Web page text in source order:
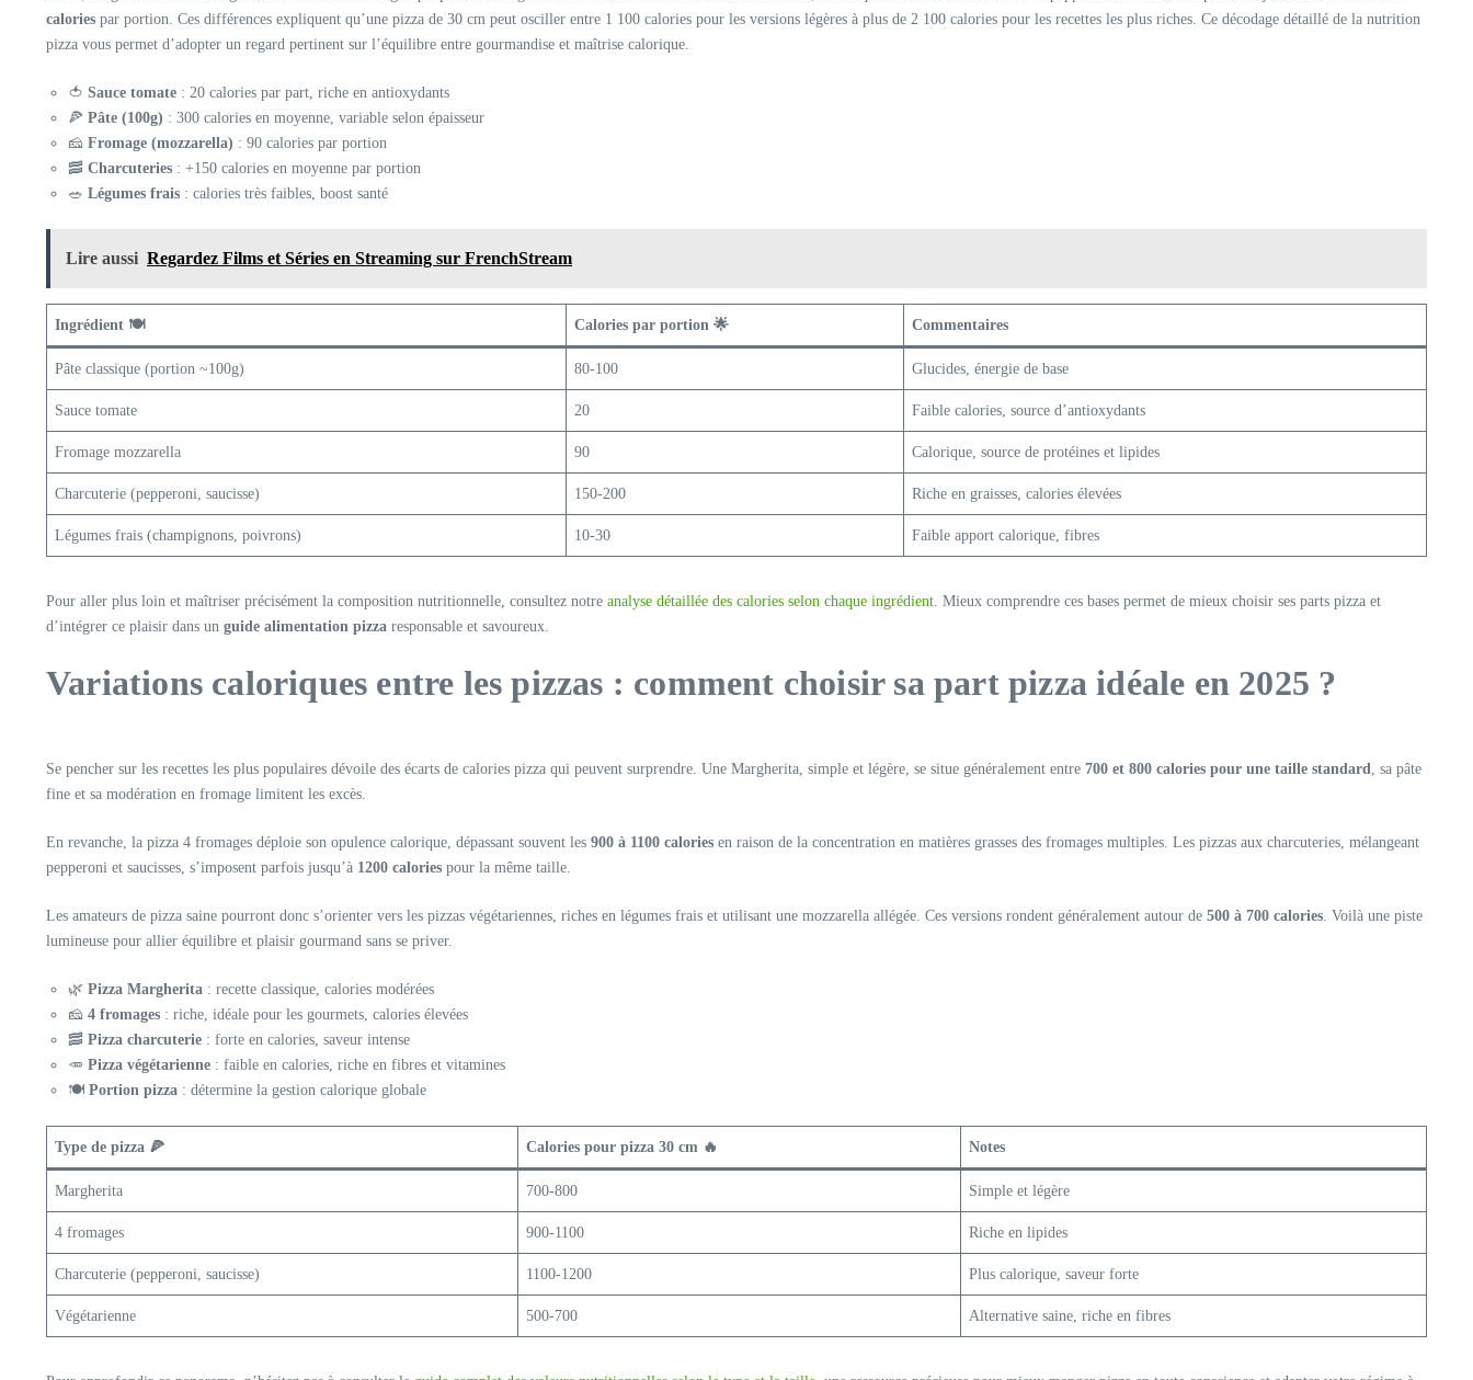
calories par portion. Ces différences expliquent qu’une pizza de 30 cm peut osciller entre 1 100 calories pour les versions légères à plus de 2 100 calories pour les recettes les plus riches. Ce décodage détaillé de la nutrition
pizza vous permet d’adopter un regard pertinent sur l’équilibre entre gourmandise et maîtrise calorique.
🍅 Sauce tomate : 20 calories par part, riche en antioxydants
🍕 Pâte (100g) : 300 calories en moyenne, variable selon épaisseur
🧀 Fromage (mozzarella) : 90 calories par portion
🥓 Charcuteries : +150 calories en moyenne par portion
🥗 Légumes frais : calories très faibles, boost santé
Lire aussi Regardez Films et Séries en Streaming sur FrenchStream
Ingrédient 🍽️ Calories par portion 🌟 Commentaires
Pâte classique (portion ~100g) 80-100 Glucides, énergie de base
Sauce tomate 20 Faible calories, source d’antioxydants
Fromage mozzarella 90 Calorique, source de protéines et lipides
Charcuterie (pepperoni, saucisse) 150-200 Riche en graisses, calories élevées
Légumes frais (champignons, poivrons) 10-30 Faible apport calorique, fibres
Pour aller plus loin et maîtriser précisément la composition nutritionnelle, consultez notre analyse détaillée des calories selon chaque ingrédient. Mieux comprendre ces bases permet de mieux choisir ses parts pizza et
d’intégrer ce plaisir dans un guide alimentation pizza responsable et savoureux.
Variations caloriques entre les pizzas : comment choisir sa part pizza idéale en 2025 ?
Se pencher sur les recettes les plus populaires dévoile des écarts de calories pizza qui peuvent surprendre. Une Margherita, simple et légère, se situe généralement entre 700 et 800 calories pour une taille standard, sa pâte
fine et sa modération en fromage limitent les excès.
En revanche, la pizza 4 fromages déploie son opulence calorique, dépassant souvent les 900 à 1100 calories en raison de la concentration en matières grasses des fromages multiples. Les pizzas aux charcuteries, mélangeant
pepperoni et saucisses, s’imposent parfois jusqu’à 1200 calories pour la même taille.
Les amateurs de pizza saine pourront donc s’orienter vers les pizzas végétariennes, riches en légumes frais et utilisant une mozzarella allégée. Ces versions rondent généralement autour de 500 à 700 calories. Voilà une piste
lumineuse pour allier équilibre et plaisir gourmand sans se priver.
🌿 Pizza Margherita : recette classique, calories modérées
🧀 4 fromages : riche, idéale pour les gourmets, calories élevées
🥓 Pizza charcuterie : forte en calories, saveur intense
🥕 Pizza végétarienne : faible en calories, riche en fibres et vitamines
🍽️ Portion pizza : détermine la gestion calorique globale
Type de pizza 🍕 Calories pour pizza 30 cm 🔥 Notes
Margherita 700-800 Simple et légère
4 fromages 900-1100 Riche en lipides
Charcuterie (pepperoni, saucisse) 1100-1200 Plus calorique, saveur forte
Végétarienne 500-700 Alternative saine, riche en fibres